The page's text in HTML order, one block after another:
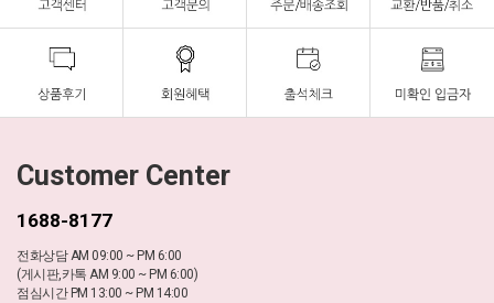
Customer Center
1688-8177
전화상담 AM 09:00 ~ PM 6:00
(게시판,카톡 AM 9:00 ~ PM 6:00)
점심시간 PM 13:00 ~ PM 14:00